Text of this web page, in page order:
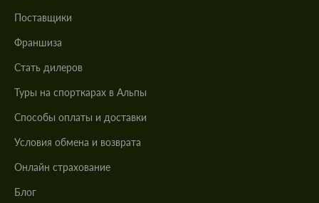
Поставщики
Франшиза
Стать дилеров
Туры на спорткарах в Альпы
Cпособы оплаты и доставки
Условия обмена и возврата
Онлайн страхование
Блог